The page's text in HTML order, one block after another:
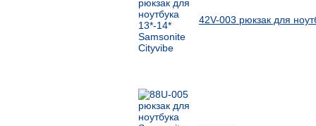
42V-003 рюкзак для